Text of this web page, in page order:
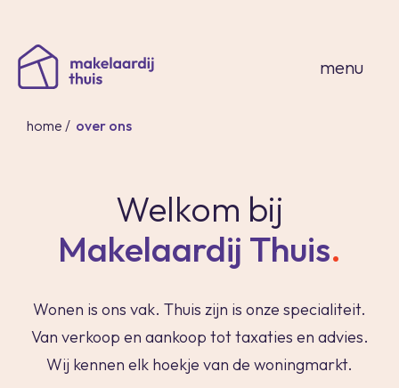
menu
sluiten
home
thuisaanbod
thuis in spanje
contact
inloggen
home / over ons
Welkom bij
Makelaardij Thuis.
Wonen is ons vak. Thuis zijn is onze specialiteit.
Van verkoop en aankoop tot taxaties en advies.
Wij kennen elk hoekje van de woningmarkt.